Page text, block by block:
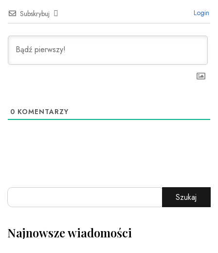
Subskrybuj Login
0 KOMENTARZY
Szukaj
Najnowsze wiadomości